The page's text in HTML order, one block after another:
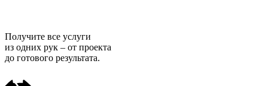
Получите все услуги
из одних рук – от проекта
до готового результата.